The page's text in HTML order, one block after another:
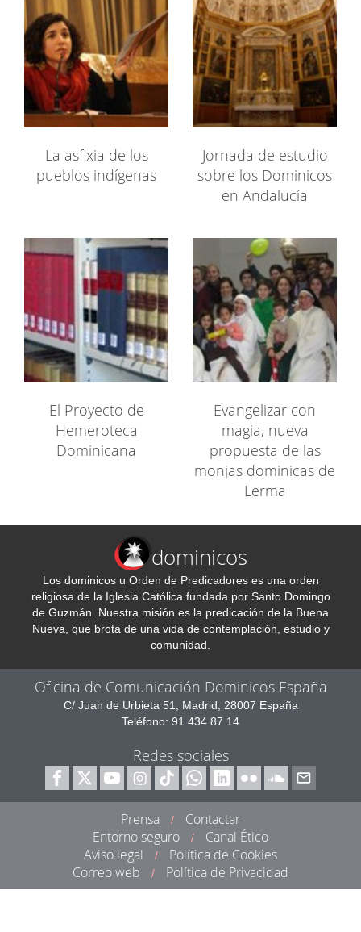
La asfixia de los
pueblos indígenas
Jornada de estudio
sobre los Dominicos
en Andalucía
El Proyecto de
Hemeroteca
Dominicana
Evangelizar con
magia, nueva
propuesta de las
monjas dominicas de
Lerma
dominicos
Los dominicos u Orden de Predicadores es una orden
religiosa de la Iglesia Católica fundada por Santo Domingo
de Guzmán. Nuestra misión es la predicación de la Buena
Nueva, que brota de una vida de contemplación, estudio y
comunidad.
Oficina de Comunicación Dominicos España
C/ Juan de Urbieta 51, Madrid, 28007 España
Teléfono: 91 434 87 14
Redes sociales
Prensa /
Contactar
Entorno seguro
/
Canal Ético
Aviso legal
/
Política de Cookies
Correo web
/ Política de Privacidad